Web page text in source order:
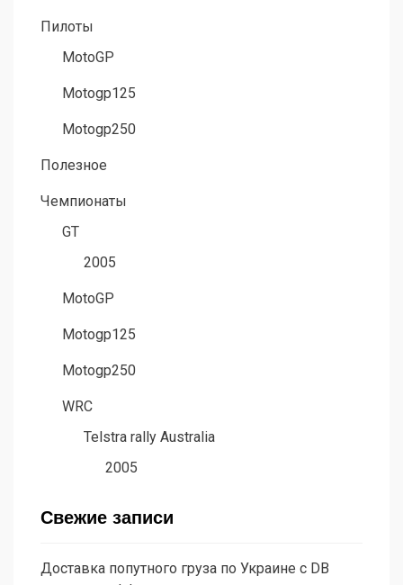
Пилоты
MotoGP
Motogp125
Motogp250
Полезное
Чемпионаты
GT
2005
MotoGP
Motogp125
Motogp250
WRC
Telstra rally Australia
2005
Свежие записи
Доставка попутного груза по Украине с DB